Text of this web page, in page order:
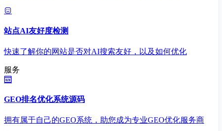
站点AI友好度检测
快速了解你的网站是否对AI搜索友好，以及如何优化
服务
GEO排名优化系统源码
拥有属于自己的GEO系统，助您成为专业GEO优化服务商